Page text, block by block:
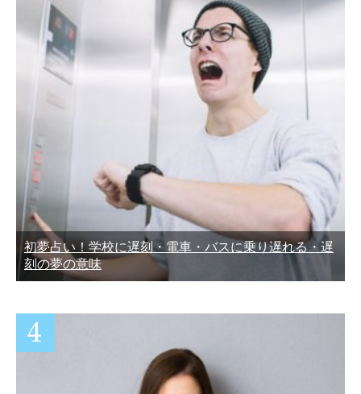
初夢占い！学校に遅刻・電車・バスに乗り遅れる・遅
刻の夢の意味